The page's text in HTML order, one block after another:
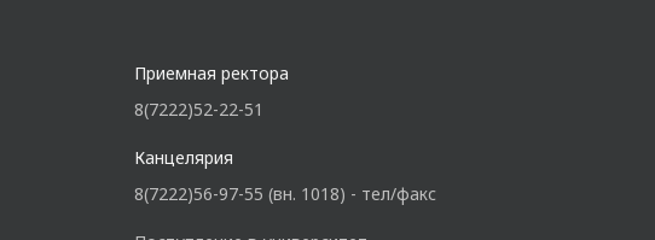
Приемная ректора
8(7222)52-22-51
Канцелярия
8(7222)56-97-55 (вн. 1018) - тел/факс